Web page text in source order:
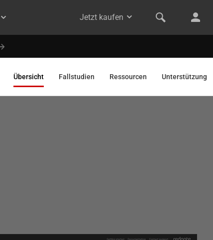
Jetzt kaufen
Übersicht Fallstudien Ressourcen Unterstützung